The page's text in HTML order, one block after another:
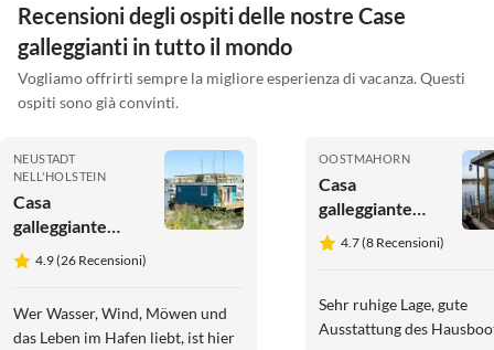
Recensioni degli ospiti delle nostre Case
galleggianti in tutto il mondo
Vogliamo offrirti sempre la migliore esperienza di vacanza. Questi
ospiti sono già convinti.
NEUSTADT
NELL'HOLSTEIN
Casa
galleggiante
Emmas meerZeit
4.9 (26 Recensioni)
Wer Wasser, Wind, Möwen und
das Leben im Hafen liebt, ist hier
OOSTMAHORN
Casa
galleggiante
Hafendieb
4.7 (8 Recensioni)
Sehr ruhige Lage, gute
Ausstattung des